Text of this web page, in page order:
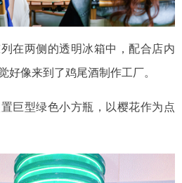
在两侧的透明冰箱中，配合店内
好像来到了鸡尾酒制作工厂。
巨型绿色小方瓶，以樱花作为点